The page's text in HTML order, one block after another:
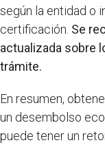
según la entidad o
certificación. Se
actualizada sobre
trámite.
En resumen,
un desembolso
puede tener un